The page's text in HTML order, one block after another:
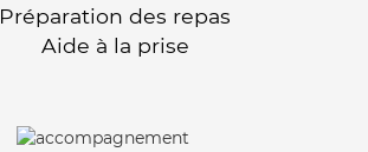
Préparation des repas
Aide à la prise